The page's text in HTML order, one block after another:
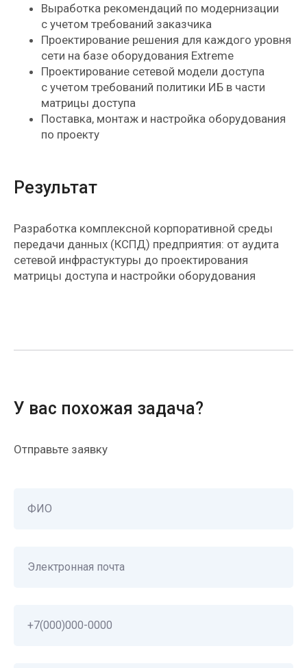
Выработка рекомендаций по модернизации
с учетом требований заказчика
Проектирование решения для каждого уровня
сети на базе оборудования Extreme
Проектирование сетевой модели доступа
с учетом требований политики ИБ в части
матрицы доступа
Поставка, монтаж и настройка оборудования
по проекту
Результат
Разработка комплексной корпоративной среды
передачи данных (КСПД) предприятия: от аудита
сетевой инфрастуктуры до проектирования
матрицы доступа и настройки оборудования
У вас похожая задач а?
Отправьте заявку
ФИО
Электронная почта
+7(000)000-0000
Подпишитесь на рассылку